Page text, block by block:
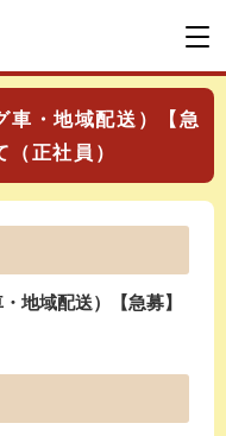
車・地域配送）【急
正社員）
地域配送）【急募】